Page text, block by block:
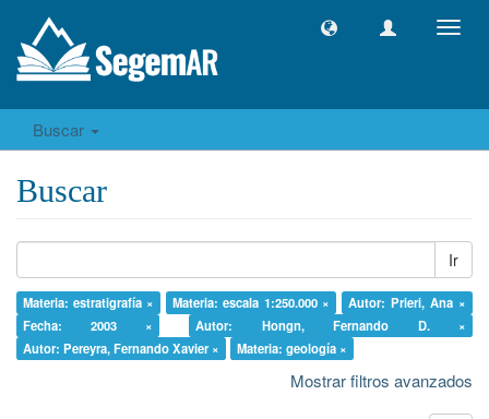
Buscar
Buscar
Ir
Materia: estratigrafía × Materia: escala 1:250.000 ×
Autor: Prieri, Ana ×
Fecha: 2003 ×
Autor: Hongn, Fernando D. ×
Autor: Pereyra, Fernando Xavier ×
Materia: geología ×
Mostrar filtros avanzados